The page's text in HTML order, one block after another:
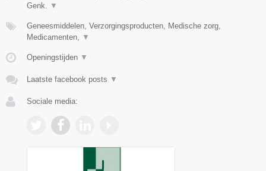
Genk. ▼
Geneesmiddelen, Verzorgingsproducten, Medische zorg,
Medicamenten, ▼
Openingstijden ▼
Laatste facebook posts ▼
Sociale media: